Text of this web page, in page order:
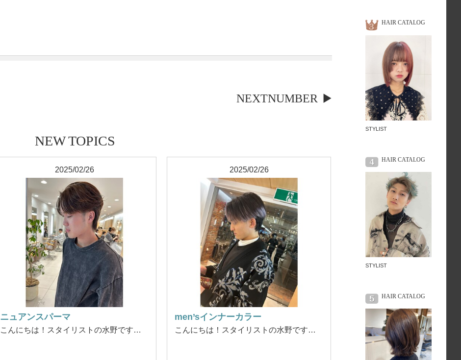
NEXTNUMBER
NEW TOPICS
2025/02/26
ニュアンスパーマ
こんにちは！スタイリストの水野です…
2025/02/26
men’sインナーカラー
こんにちは！スタイリストの水野です…
HAIR CATALOG
STYLIST
HAIR CATALOG
STYLIST
HAIR CATALOG